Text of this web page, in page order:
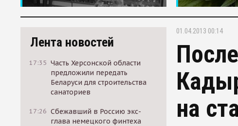
Лента новостей
17:35 Часть Херсонской области
предложили передать
Беларуси для строительства
санаториев
17:26 Сбежавший в Россию экс-
глава немецкого финтеха
01.04.2013 00:14
на